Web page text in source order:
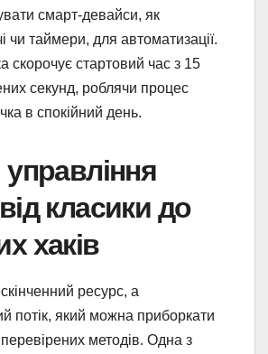
смарт-девайси, як
чи таймери, для автоматизації.
скорочує стартовий час з 15
секунд, роблячи процес
в спокійний день.
управління
класики до
хаків
ресурс, а
потік, який можна приборкати
методів. Одна з